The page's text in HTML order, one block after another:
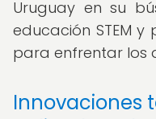
Uruguay en su
educación STEM
para enfrentar los
Innovaciones